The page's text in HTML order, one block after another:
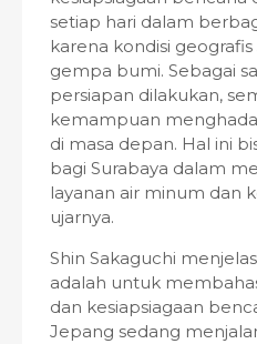
setiap hari dalam
karena kondisi
gempa bumi. Sebagai
persiapan dilakukan,
kemampuan
di masa depan. Hal ini
bagi Surabaya dalam
layanan air minum dan
ujarnya.
Shin Sakaguchi
adalah untuk
dan kesiapsiagaan
Jepang sedang